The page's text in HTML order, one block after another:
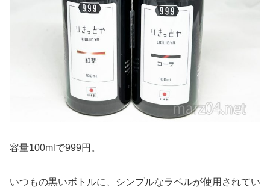
容量100mlで999円。
いつもの黒いボトルに、シンプルなラベルが使用されてい